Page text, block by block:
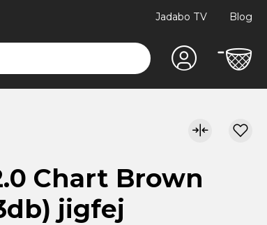
Jadabo TV Blog
Chart Brown
jigfej